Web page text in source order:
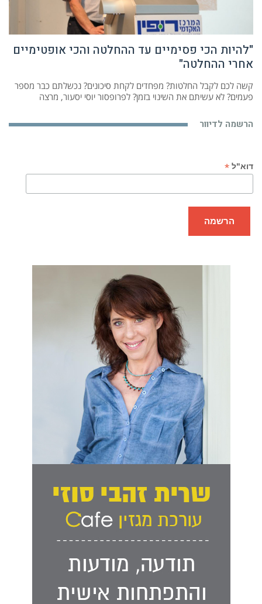
"להיות הכי פסימיים עד ההחלטה והכי אופטימיים
אחרי ההחלטה"
קשה לכם לקבל החלטות? מפחדים לקחת סיכונים? נכשלתם כבר מספר
פעמים? לא עשיתם את השינוי בזמן? לפרופסור יוסי יסעור, מרצה
הרשמה לדיוור
דוא"ל *